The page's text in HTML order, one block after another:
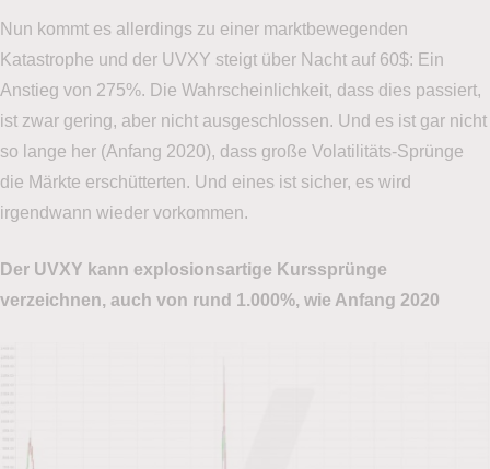
Nun kommt es allerdings zu einer marktbewegenden
Katastrophe und der UVXY steigt über Nacht auf 60$: Ein
Anstieg von 275%. Die Wahrscheinlichkeit, dass dies passiert,
ist zwar gering, aber nicht ausgeschlossen. Und es ist gar nicht
so lange her (Anfang 2020), dass große Volatilitäts-Sprünge
die Märkte erschütterten. Und eines ist sicher, es wird
irgendwann wieder vorkommen.
Der UVXY kann explosionsartige Kurssprünge
verzeichnen, auch von rund 1.000%, wie Anfang 2020